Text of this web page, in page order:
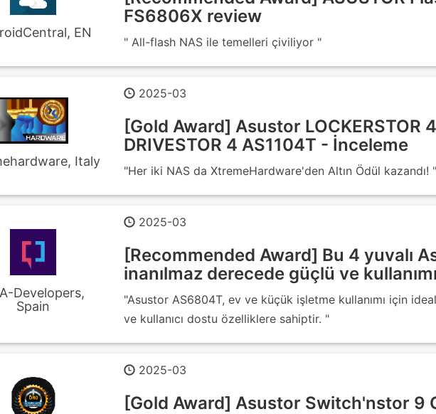
EN
FS6806X review
" All-flash NAS ile temelleri çiviliyor "
Italy
2025-03
[Gold Award] Asustor LOCKERSTOR
DRIVESTOR 4 AS1104T - İnceleme
"Her iki NAS da XtremeHardware'den Altın Ödül kazandı! "
Developers,
Spain
2025-03
[Recommended Award] Bu 4 yuvalı
inanılmaz derecede güçlü ve
"Asustor AS6804T, ev ve küçük işletme kullanımı için
ve kullanıcı dostu özelliklere sahiptir. "
2025-03
[Gold Award] Asustor Switch'nstor 9